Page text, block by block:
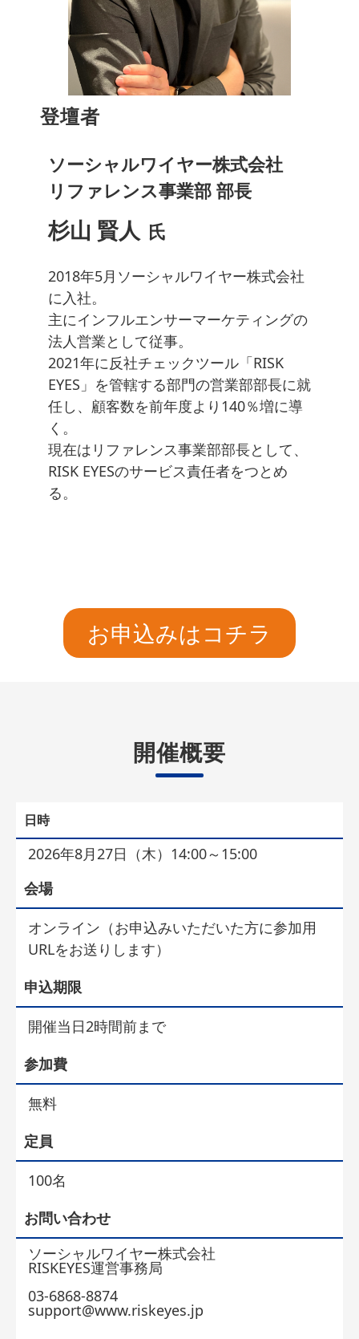
登壇者
ソーシャルワイヤー株式会社
リファレンス事業部 部長
杉山 賢人 氏
2018年5月ソーシャルワイヤー株式会社
に入社。
主にインフルエンサーマーケティングの
法人営業として従事。
2021年に反社チェックツール「RISK
EYES」を管轄する部門の営業部部長に就
任し、顧客数を前年度より140％増に導
く。
現在はリファレンス事業部部長として、
RISK EYESのサービス責任者をつとめ
る。
お申込みはコチラ
開催概要
日時
2026年8月27日（木）14:00～15:00
会場
オンライン（お申込みいただいた方に参加用
URLをお送りします）
申込期限
開催当日2時間前まで
参加費
無料
定員
100名
お問い合わせ
ソーシャルワイヤー株式会社
RISKEYES運営事務局
03-6868-8874
support@www.riskeyes.jp